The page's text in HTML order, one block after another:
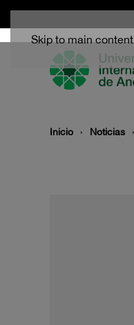
Skip to main content
Inicio Noticias